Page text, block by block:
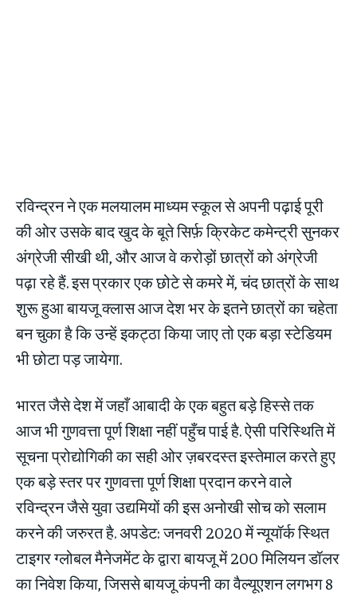
रविन्द्रन ने एक मलयालम माध्यम स्कूल से अपनी पढ़ाई पूरी
की ओर उसके बाद खुद के बूते सिर्फ़ क्रिकेट कमेन्ट्री सुनकर
अंग्रेजी सीखी थी, और आज वे करोड़ों छात्रों को अंग्रेजी
पढ़ा रहे हैं. इस प्रकार एक छोटे से कमरे में, चंद छात्रों के साथ
शुरू हुआ बायजू क्लास आज देश भर के इतने छात्रों का चहेता
बन चुका है कि उन्हें इकट्ठा किया जाए तो एक बड़ा स्टेडियम
भी छोटा पड़ जायेगा.
भारत जैसे देश में जहाँ आबादी के एक बहुत बड़े हिस्से तक
आज भी गुणवत्ता पूर्ण शिक्षा नहीं पहुँच पाई है. ऐसी परिस्थिति में
सूचना प्रोद्योगिकी का सही ओर ज़बरदस्त इस्तेमाल करते हुए
एक बड़े स्तर पर गुणवत्ता पूर्ण शिक्षा प्रदान करने वाले
रविन्द्रन जैसे युवा उद्यमियों की इस अनोखी सोच को सलाम
करने की जरुरत है. अपडेट: जनवरी 2020 में न्यूयॉर्क स्थित
टाइगर ग्लोबल मैनेजमेंट के द्वारा बायजू में 200 मिलियन डॉलर
का निवेश किया, जिससे बायजू कंपनी का वैल्यूएशन लगभग 8